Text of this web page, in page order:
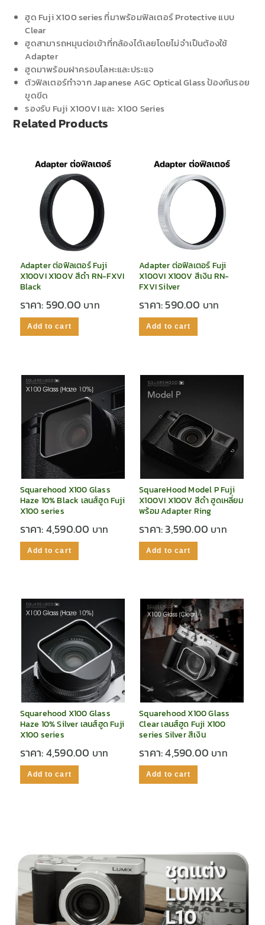
ฮูด Fuji X100 series ที่มาพร้อมฟิลเตอร์ Protective แบบ
Clear
ฮูดสามารถหมุนต่อเข้าที่กล้องได้เลยโดยไม่จำเป็นต้องใช้
Adapter
ฮูดมาพร้อมฝาครอบโลหะและประแจ
ตัวฟิลเตอร์ทำจาก Japanese AGC Optical Glass ป้องกันรอย
ขูดขีด
รองรับ Fuji X100VI และ X100 Series
Related Products
Adapter ต่อฟิลเตอร์ Fuji
X100VI X100V สีดำ RN-FXVI
Black
ราคา:590.00
Add to cart
Adapter ต่อฟิลเตอร์ Fuji
X100VI X100V สีเงิน RN-
FXVI Silver
ราคา:590.00
Add to cart
Squarehood X100 Glass
Haze 10% Black เลนส์ฮูด Fuji
X100 series
ราคา:4,590.00
Add to cart
SquareHood Model P Fuji
X100VI X100V สีดำ ฮูดเหลี่ยม
พร้อม Adapter Ring
ราคา:3,590.00
Add to cart
Squarehood X100 Glass
Haze 10% Silver เลนส์ฮูด Fuji
X100 series
ราคา:4,590.00
Add to cart
Squarehood X100 Glass
Clear เลนส์ฮูด Fuji X100
series Silver สีเงิน
ราคา:4,590.00
Add to cart